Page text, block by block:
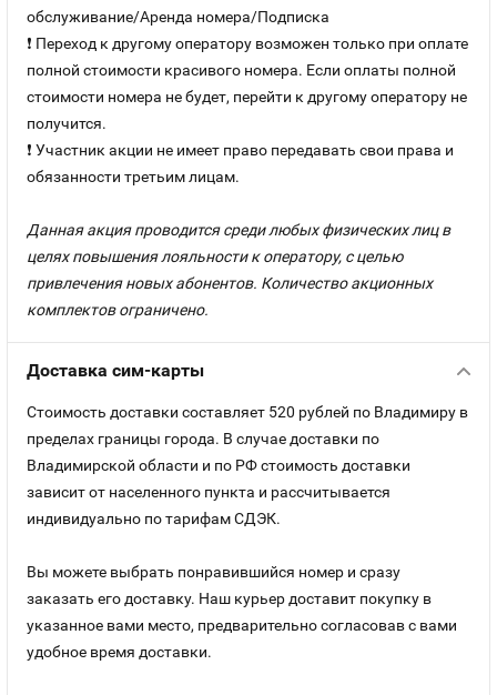
обслуживание/Аренда номера/Подписка
❗ Переход к другому оператору возможен только при оплате
полной стоимости красивого номера. Если оплаты полной
стоимости номера не будет, перейти к другому оператору не
получится.
❗ Участник акции не имеет право передавать свои права и
обязанности третьим лицам.
Данная акция проводится среди любых физических лиц в
целях повышения лояльности к оператору, с целью
привлечения новых абонентов. Количество акционных
комплектов ограничено.
Доставка сим-карты
Стоимость доставки составляет 520 рублей по Владимиру в
пределах границы города. В случае доставки по
Владимирской области и по РФ стоимость доставки
зависит от населенного пункта и рассчитывается
индивидуально по тарифам СДЭК.
Вы можете выбрать понравившийся номер и сразу
заказать его доставку. Наш курьер доставит покупку в
указанное вами место, предварительно согласовав с вами
удобное время доставки.